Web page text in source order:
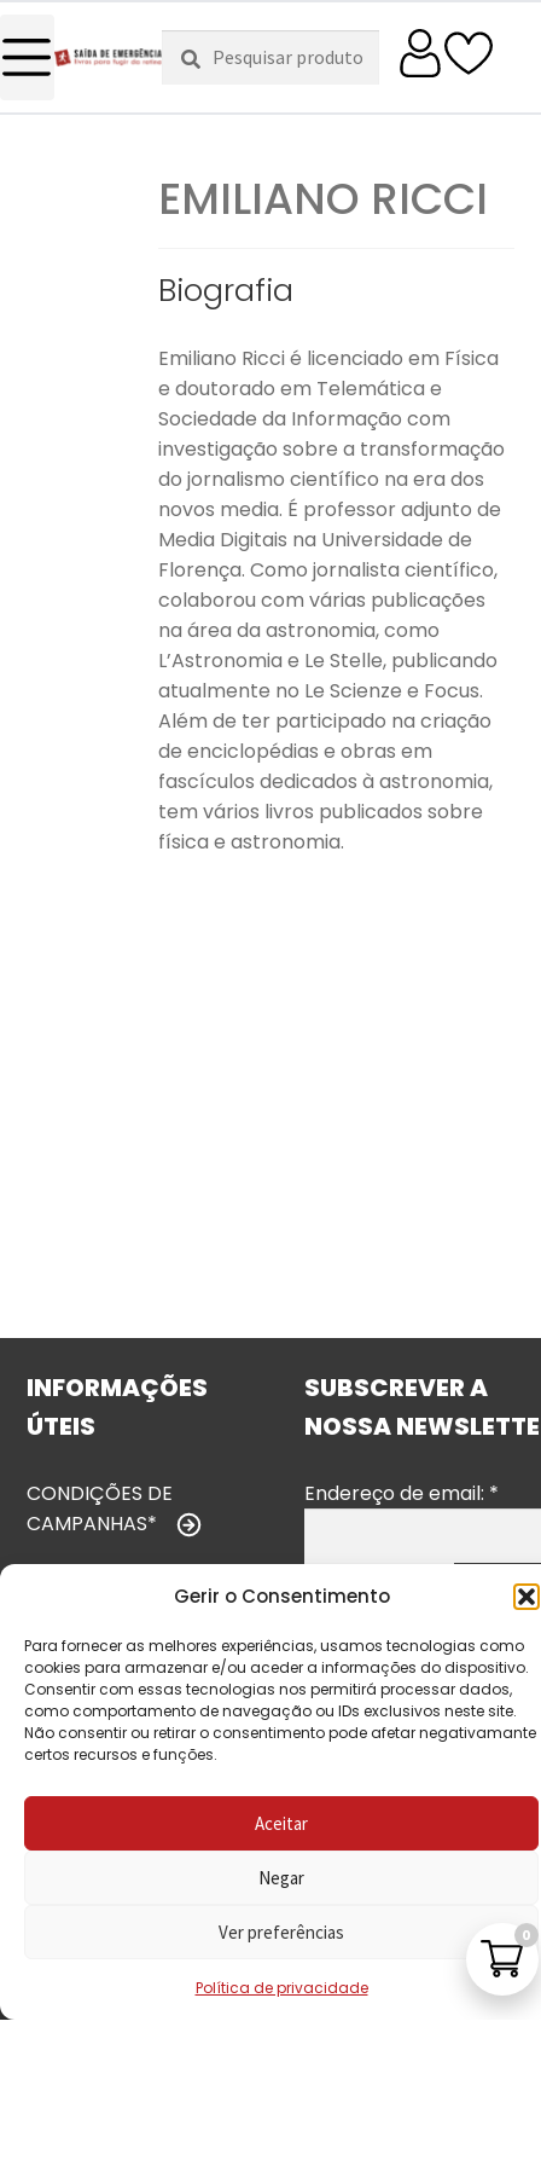
Gerir o Consentimento
Para fornecer as melhores experiências, usamos tecnologias como
cookies para armazenar e/ou aceder a informações do dispositivo.
Consentir com essas tecnologias nos permitirá processar dados,
como comportamento de navegação ou IDs exclusivos neste site.
Não consentir ou retirar o consentimento pode afetar negativamante
certos recursos e funções.
Aceitar
Negar
Ver preferências
Política de privacidade
Pesquisar
por:
Pesquisa
EMILIANO RICCI
Biografia
Emiliano Ricci é licenciado em Física
e doutorado em Telemática e
Sociedade da Informação com
investigação sobre a transformação
do jornalismo científico na era dos
novos media. É professor adjunto de
Media Digitais na Universidade de
Florença. Como jornalista científico,
colaborou com várias publicações
na área da astronomia, como
L’Astronomia e Le Stelle, publicando
atualmente no Le Scienze e Focus.
Além de ter participado na criação
de enciclopédias e obras em
fascículos dedicados à astronomia,
tem vários livros publicados sobre
física e astronomia.
INFORMAÇÕES
ÚTEIS
CONDIÇÕES DE
CAMPANHAS*
POLÍTICA DE
PRIVACIDADE
POLÍTICA DE
REEMBOLSO
RECLAMAÇÕES
SUBSCREVER A
NOSSA
Endereço de email: *
0